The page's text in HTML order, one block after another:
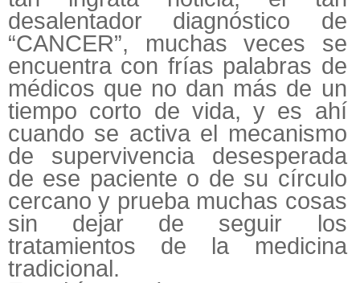
desalentador diagnóstico de
“CANCER”, muchas veces se
encuentra con frías palabras de
médicos que no dan más de un
tiempo corto de vida, y es ahí
cuando se activa el mecanismo
de supervivencia desesperada
de ese paciente o de su círculo
cercano y prueba muchas cosas
sin dejar de seguir los
tratamientos de la medicina
tradicional.